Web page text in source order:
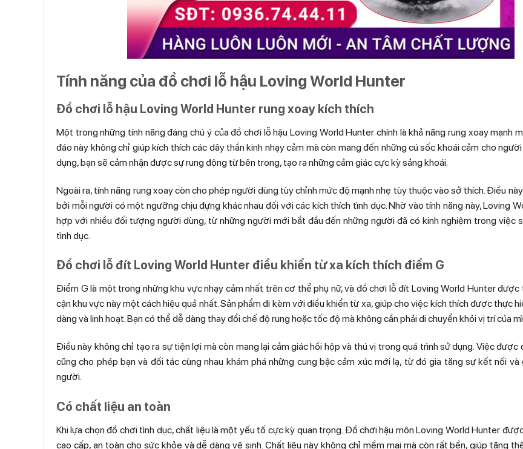
Tính năng của đồ chơi lỗ hậu Loving World Hunter
Đồ chơi lỗ hậu Loving World Hunter rung xoay kích thích
Một trong những tính năng đáng chú ý của đồ chơi lỗ hậu Loving World Hunter chính là khả năng rung xoay mạnh
đáo này không chỉ giúp kích thích các dây thần kinh nhạy cảm mà còn mang đến những cú sốc khoái cảm cho
dụng, bạn sẽ cảm nhận được sự rung động từ bên trong, tạo ra những cảm giác cực kỳ sảng khoái.
Ngoài ra, tính năng rung xoay còn cho phép người dùng tùy chỉnh mức độ mạnh nhẹ tùy thuộc vào sở thích. Điều
bởi mỗi người có một ngưỡng chịu đựng khác nhau đối với các kích thích tình dục. Nhờ vào tính năng này, Loving
hợp với nhiều đối tượng người dùng, từ những người mới bắt đầu đến những người đã có kinh nghiệm trong việc
tình dục.
Đồ chơi lỗ đít Loving World Hunter điều khiển từ xa kích thích điểm G
Điểm G là một trong những khu vực nhạy cảm nhất trên cơ thể phụ nữ, và đồ chơi lỗ đít Loving World Hunter
cận khu vực này một cách hiệu quả nhất. Sản phẩm đi kèm với điều khiển từ xa, giúp cho việc kích thích được thực
dàng và linh hoạt. Bạn có thể dễ dàng thay đổi chế độ rung hoặc tốc độ mà không cần phải di chuyển khỏi vị trí của
Điều này không chỉ tạo ra sự tiện lợi mà còn mang lại cảm giác hồi hộp và thú vị trong quá trình sử dụng. Việc được
cũng cho phép bạn và đối tác cùng nhau khám phá những cung bậc cảm xúc mới lạ, từ đó gia tăng sự kết nối và
người.
Có chất liệu an toàn
Khi lựa chọn đồ chơi tình dục, chất liệu là một yếu tố cực kỳ quan trọng. Đồ chơi hậu môn Loving World Hunter
cao cấp, an toàn cho sức khỏe và dễ dàng vệ sinh. Chất liệu này không chỉ mềm mại mà còn rất bền, giúp tăng